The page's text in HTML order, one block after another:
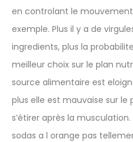
en controlant le
exemple. Plus il y a de
ingredients, plus la
meilleur choix sur le plan
source alimentaire est
plus elle est mauvaise sur le
s’étirer après la
sodas a l orange pas